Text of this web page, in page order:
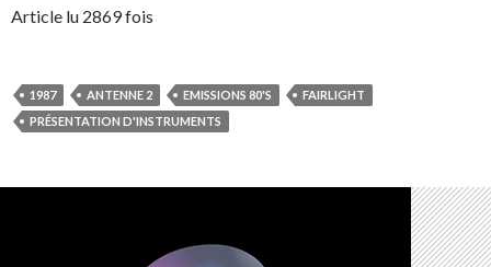
Article lu 2869 fois
1987 ANTENNE 2 EMISSIONS 80'S
FAIRLIGHT
PRÉSENTATION D'INSTRUMENTS